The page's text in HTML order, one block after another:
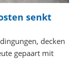
senkt
decken
gepaart mit